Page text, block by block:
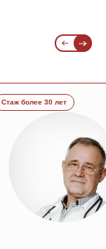
Стаж более 30 лет